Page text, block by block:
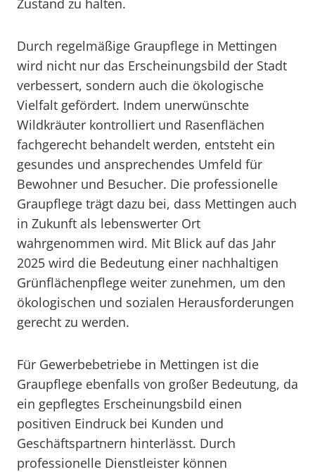
Zustand zu halten.
Durch regelmäßige Graupflege in Mettingen
wird nicht nur das Erscheinungsbild der Stadt
verbessert, sondern auch die ökologische
Vielfalt gefördert. Indem unerwünschte
Wildkräuter kontrolliert und Rasenflächen
fachgerecht behandelt werden, entsteht ein
gesundes und ansprechendes Umfeld für
Bewohner und Besucher. Die professionelle
Graupflege trägt dazu bei, dass Mettingen auch
in Zukunft als lebenswerter Ort
wahrgenommen wird. Mit Blick auf das Jahr
2025 wird die Bedeutung einer nachhaltigen
Grünflächenpflege weiter zunehmen, um den
ökologischen und sozialen Herausforderungen
gerecht zu werden.
Für Gewerbebetriebe in Mettingen ist die
Graupflege ebenfalls von großer Bedeutung, da
ein gepflegtes Erscheinungsbild einen
positiven Eindruck bei Kunden und
Geschäftspartnern hinterlässt. Durch
professionelle Dienstleister können